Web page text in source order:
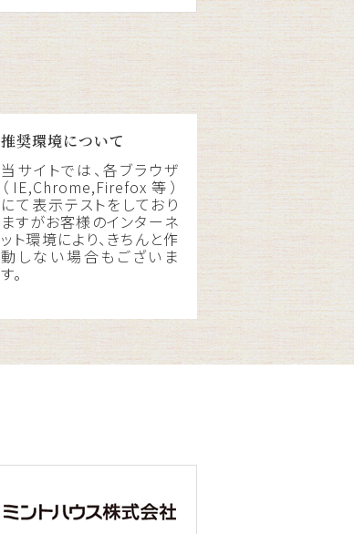
推奨環境について
当サイトでは、各ブラウザ
（IE,Chrome,Firefox等）
にて表示テストをしており
ますがお客様のインターネ
ット環境により、きちんと作
動しない場合もございま
す。